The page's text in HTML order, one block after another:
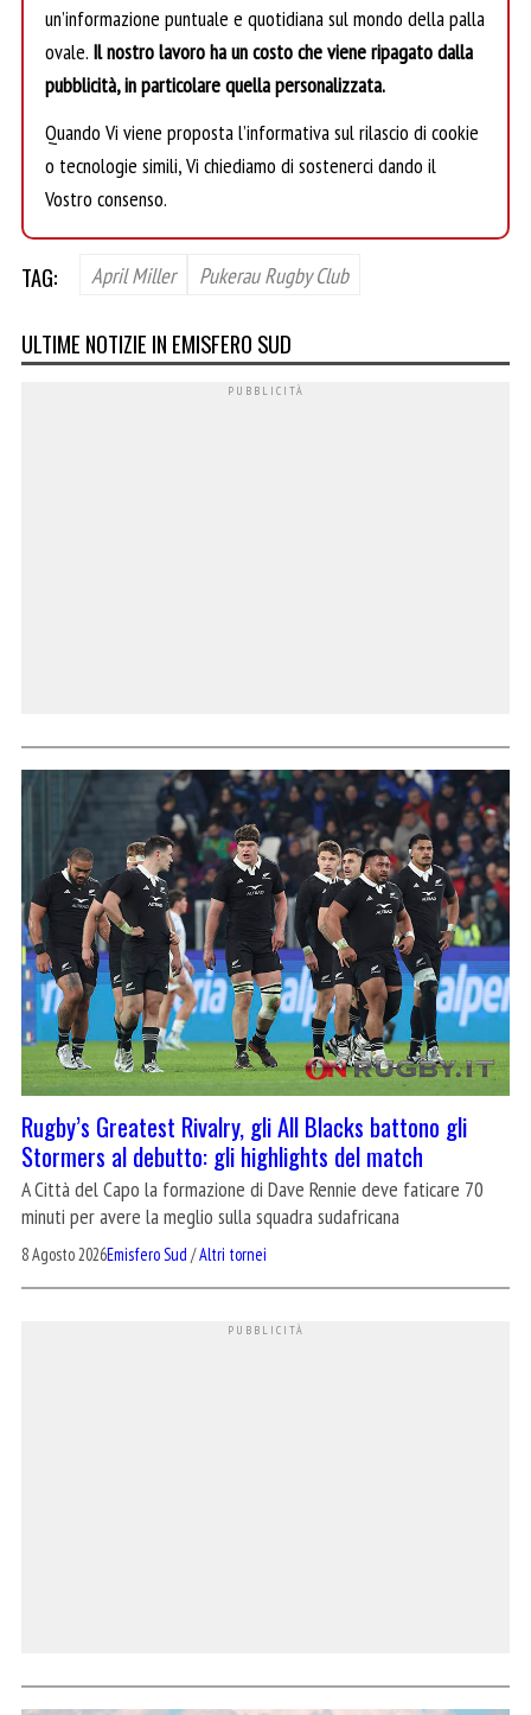
un’informazione puntuale e quotidiana sul mondo della palla
ovale. Il nostro lavoro ha un costo che viene ripagato dalla
pubblicità, in particolare quella personalizzata.
Quando Vi viene proposta l’informativa sul rilascio di cookie
o tecnologie simili, Vi chiediamo di sostenerci dando il
Vostro consenso.
TAG: April Miller Pukerau Rugby Club
ULTIME NOTIZIE IN EMISFERO SUD
Rugby’s Greatest Rivalry, gli All Blacks battono gli
Stormers al debutto: gli highlights del match
A Città del Capo la formazione di Dave Rennie deve faticare 70
minuti per avere la meglio sulla squadra sudafricana
8 Agosto 2026Emisfero Sud /Altri tornei